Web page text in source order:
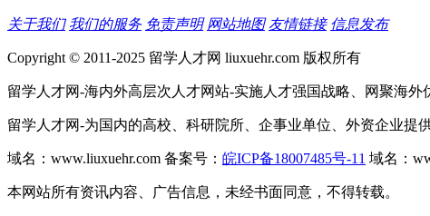
关于我们 我们的服务 免责声明 网站地图 友情链接 信息发布
Copyright © 2011-2025 留学人才网 liuxuehr.com 版权所有
留学人才网-海内外高层次人才网站-实施人才强国战略、网聚海外
留学人才网-为国内的高校、科研院所、企事业单位、外资企业提
域名：www.liuxuehr.com 备案号： 皖ICP备18007485号-11 域名：
本网站所有资讯内容、广告信息，未经书面同意，不得转载。